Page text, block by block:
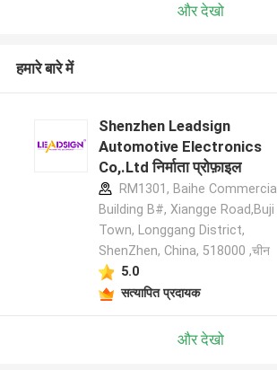
और देखो
हमारे बारे में
Shenzhen Leadsign
Automotive Electronics
Co,.Ltd निर्माता प्रोफ़ाइल
RM1301, Baihe Commercial
Building B#, Xiangge Road,Buji
Town, Longgang District,
ShenZhen, China, 518000 ,चीन
5.0
सत्यापित प्रदायक
और देखो